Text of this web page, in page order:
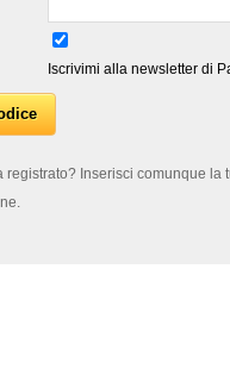
Iscrivimi alla newsletter di
registrato? Inserisci comunque la